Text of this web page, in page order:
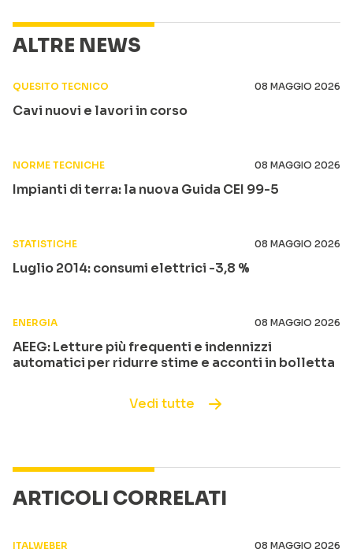
ALTRE NEWS
QUESITO TECNICO 08 MAGGIO 2026
Cavi nuovi e lavori in corso
NORME TECNICHE 08 MAGGIO 2026
Impianti di terra: la nuova Guida CEI 99-5
STATISTICHE 08 MAGGIO 2026
Luglio 2014: consumi elettrici -3,8 %
ENERGIA 08 MAGGIO 2026
AEEG: Letture più frequenti e indennizzi
automatici per ridurre stime e acconti in bolletta
Vedi tutte
ARTICOLI CORRELATI
ITALWEBER 08 MAGGIO 2026